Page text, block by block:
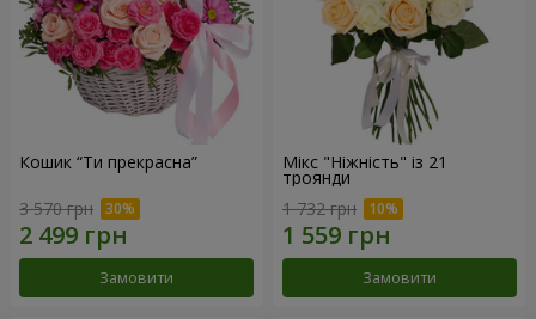
Кошик “Ти прекрасна”
3 570 грн
Замовити
Мікс "Ніжність" із 21
троянди
1 732 грн
Замовити